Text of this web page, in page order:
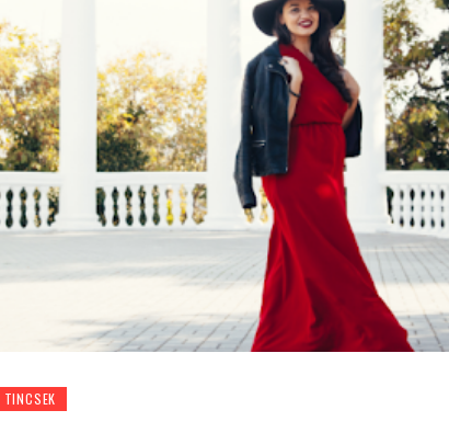
TINCSEK